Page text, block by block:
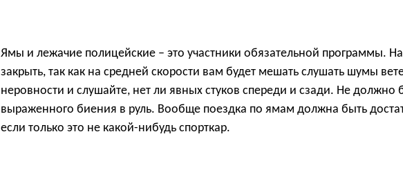
Ямы и лежачие полицейские – это участники обязательной программы. На
закрыть, так как на средней скорости вам будет мешать слушать шумы
неровности и слушайте, нет ли явных стуков спереди и сзади. Не должно
выраженного биения в руль. Вообще поездка по ямам должна быть
если только это не какой-нибудь спорткар.